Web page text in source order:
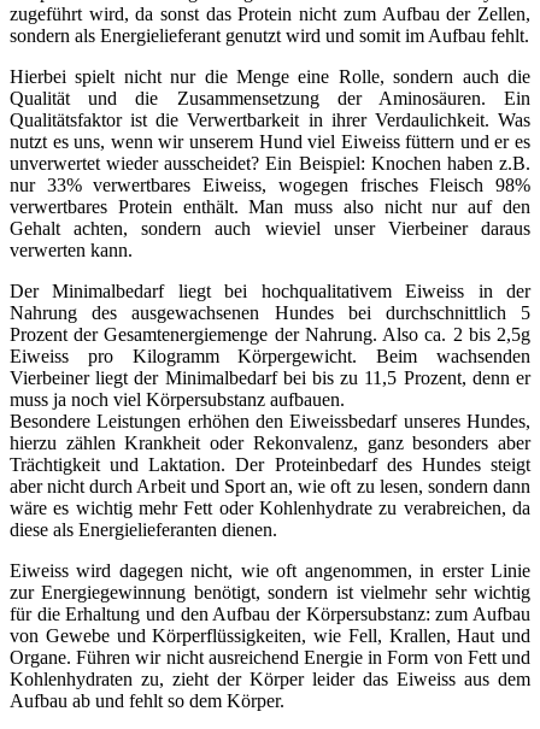
zugeführt wird, da sonst das Protein nicht zum Aufbau der Zellen,
sondern als Energielieferant genutzt wird und somit im Aufbau fehlt.
Hierbei spielt nicht nur die Menge eine Rolle, sondern auch die
Qualität und die Zusammensetzung der Aminosäuren. Ein
Qualitätsfaktor ist die Verwertbarkeit in ihrer Verdaulichkeit. Was
nutzt es uns, wenn wir unserem Hund viel Eiweiss füttern und er es
unverwertet wieder ausscheidet? Ein Beispiel: Knochen haben z.B.
nur 33% verwertbares Eiweiss, wogegen frisches Fleisch 98%
verwertbares Protein enthält. Man muss also nicht nur auf den
Gehalt achten, sondern auch wieviel unser Vierbeiner daraus
verwerten kann.
Der Minimalbedarf liegt bei hochqualitativem Eiweiss in der
Nahrung des ausgewachsenen Hundes bei durchschnittlich 5
Prozent der Gesamtenergiemenge der Nahrung. Also ca. 2 bis 2,5g
Eiweiss pro Kilogramm Körpergewicht. Beim wachsenden
Vierbeiner liegt der Minimalbedarf bei bis zu 11,5 Prozent, denn er
muss ja noch viel Körpersubstanz aufbauen.
Besondere Leistungen erhöhen den Eiweissbedarf unseres Hundes,
hierzu zählen Krankheit oder Rekonvalenz, ganz besonders aber
Trächtigkeit und Laktation. Der Proteinbedarf des Hundes steigt
aber nicht durch Arbeit und Sport an, wie oft zu lesen, sondern dann
wäre es wichtig mehr Fett oder Kohlenhydrate zu verabreichen, da
diese als Energielieferanten dienen.
Eiweiss wird dagegen nicht, wie oft angenommen, in erster Linie
zur Energiegewinnung benötigt, sondern ist vielmehr sehr wichtig
für die Erhaltung und den Aufbau der Körpersubstanz: zum Aufbau
von Gewebe und Körperflüssigkeiten, wie Fell, Krallen, Haut und
Organe. Führen wir nicht ausreichend Energie in Form von Fett und
Kohlenhydraten zu, zieht der Körper leider das Eiweiss aus dem
Aufbau ab und fehlt so dem Körper.